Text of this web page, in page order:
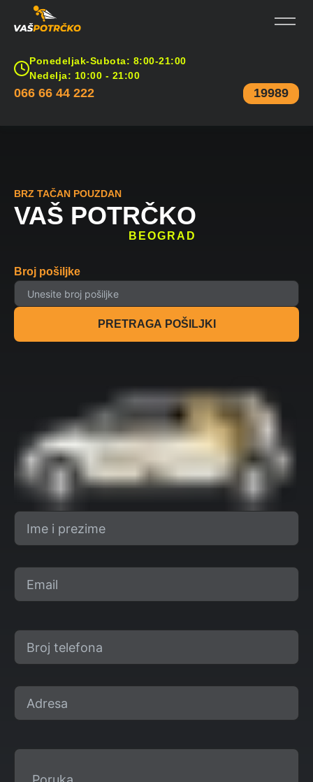
Ponedeljak-Subota: 8:00-21:00
Nedelja: 10:00 - 21:00
066 66 44 222 19989
BRZ TAČAN POUZDAN
VAŠ POTRČKO
BEOGRAD
Broj pošiljke
PRETRAGA POŠILJKI